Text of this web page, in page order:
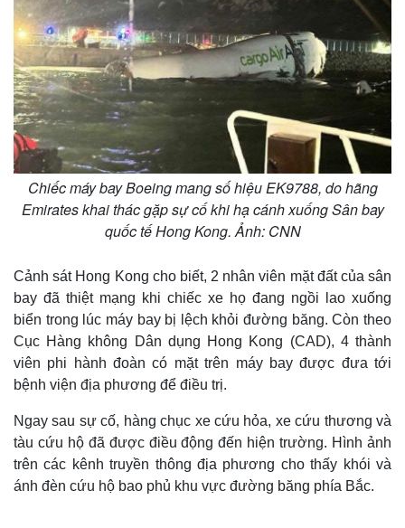
Chiếc máy bay Boeing mang số hiệu EK9788, do hãng
Emirates khai thác gặp sự cố khi hạ cánh xuống Sân bay
quốc tế Hong Kong. Ảnh: CNN
Cảnh sát Hong Kong cho biết, 2 nhân viên mặt đất của sân
bay đã thiệt mạng khi chiếc xe họ đang ngồi lao xuống
biển trong lúc máy bay bị lệch khỏi đường băng. Còn theo
Cục Hàng không Dân dụng Hong Kong (CAD), 4 thành
viên phi hành đoàn có mặt trên máy bay được đưa tới
bệnh viện địa phương để điều trị.
Ngay sau sự cố, hàng chục xe cứu hỏa, xe cứu thương và
tàu cứu hộ đã được điều động đến hiện trường. Hình ảnh
trên các kênh truyền thông địa phương cho thấy khói và
ánh đèn cứu hộ bao phủ khu vực đường băng phía Bắc.